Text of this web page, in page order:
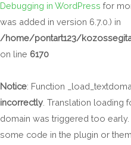
Debugging in WordPress for
was added in version 6.7.0.) in
/home/pontart123/
on line 6170
Notice: Function
incorrectly . Translation loading
domain was triggered too
some code in the plugin or